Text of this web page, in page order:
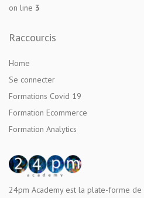
on line 3
Raccourcis
Home
Se connecter
Formations Covid 19
Formation Ecommerce
Formation Analytics
24pm Academy est la plate-forme